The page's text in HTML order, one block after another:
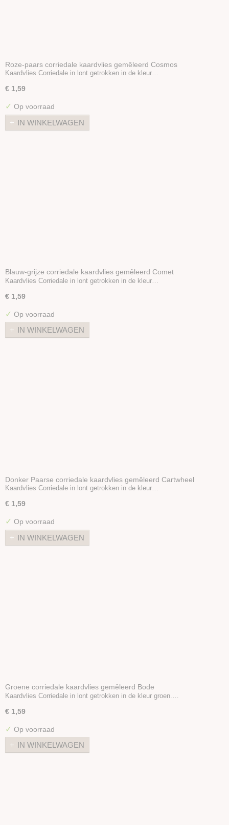
Roze-paars corriedale kaardvlies gemêleerd Cosmos
Kaardvlies Corriedale in lont getrokken in de kleur…
€ 1,59
✓ Op voorraad
IN WINKELWAGEN
Blauw-grijze corriedale kaardvlies gemêleerd Comet
Kaardvlies Corriedale in lont getrokken in de kleur…
€ 1,59
✓ Op voorraad
IN WINKELWAGEN
Donker Paarse corriedale kaardvlies gemêleerd Cartwheel
Kaardvlies Corriedale in lont getrokken in de kleur…
€ 1,59
✓ Op voorraad
IN WINKELWAGEN
Groene corriedale kaardvlies gemêleerd Bode
Kaardvlies Corriedale in lont getrokken in de kleur groen.…
€ 1,59
✓ Op voorraad
IN WINKELWAGEN